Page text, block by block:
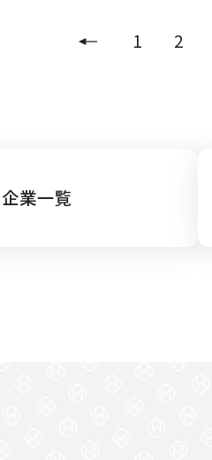
1 2
業一覧